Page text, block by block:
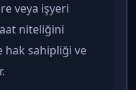
veya işyeri
niteliğini
hak sahipliği ve